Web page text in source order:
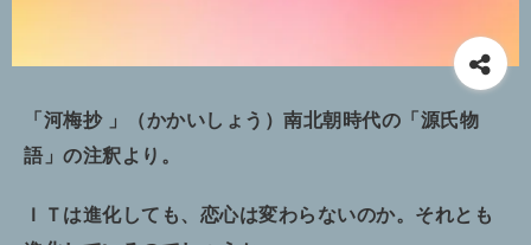
「河梅抄 」（かかいしょう）南北朝時代の「源氏物
語」の注釈より。
ＩＴは進化しても、恋心は変わらないのか。 それとも